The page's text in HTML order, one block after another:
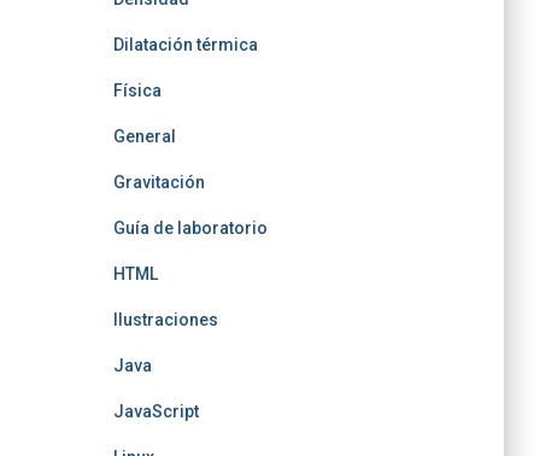
Dilatación térmica
Física
General
Gravitación
Guía de laboratorio
HTML
Ilustraciones
Java
JavaScript